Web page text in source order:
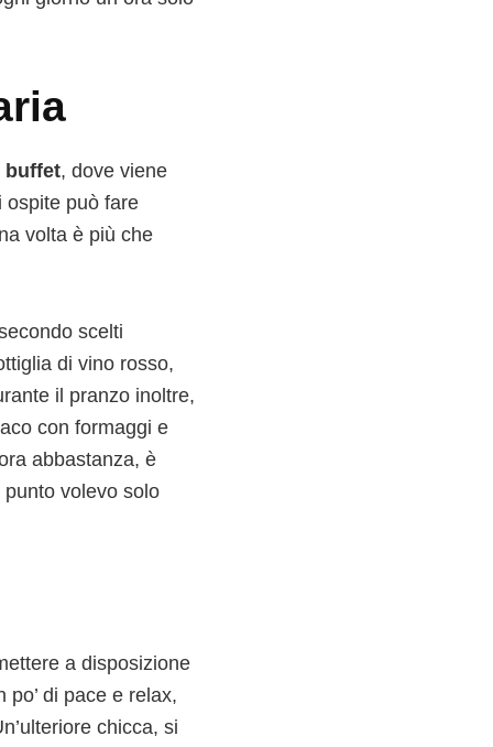
buffet, dove viene
può fare
volta è più che
scelti
di vino rosso,
il pranzo inoltre,
con formaggi e
abbastanza, è
volevo solo
a disposizione
di pace e relax,
chicca, si